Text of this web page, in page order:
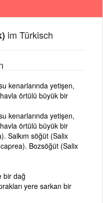
im Türkisch
kenarlarında yetişen,
örtülü büyük bir
kenarlarında yetişen,
örtülü büyük bir
Salkım söğüt (Salix
Bozsöğüt (Salix
bir dağ
yere sarkan bir